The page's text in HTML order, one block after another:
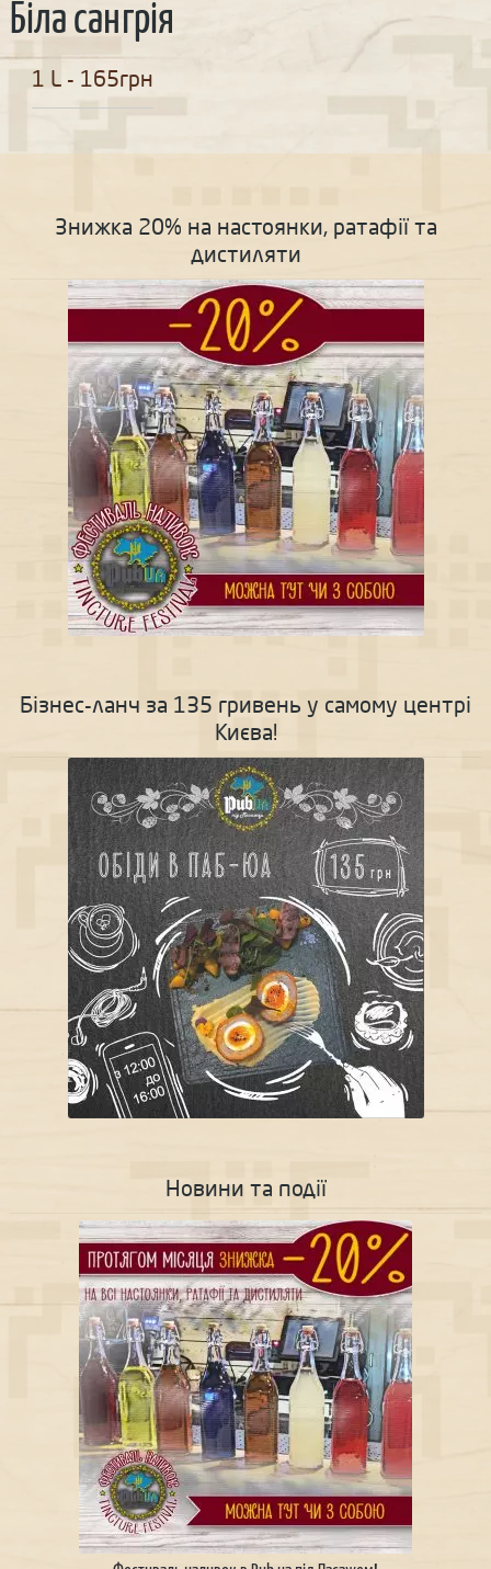
Біла сангрія
1 L - 165грн
Знижка 20% на настоянки, ратафії та
дистиляти
Бізнес-ланч за 135 гривень у самому центрі
Києва!
Новини та події